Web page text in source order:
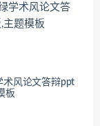
术风论文答辩ppt
板